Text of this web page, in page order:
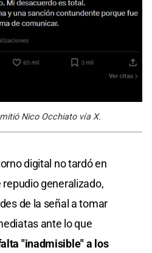
Nico Occhiato vía X.
digital no tardó en
generalizado,
de la señal a tomar
ante lo que
"inadmisible" a los